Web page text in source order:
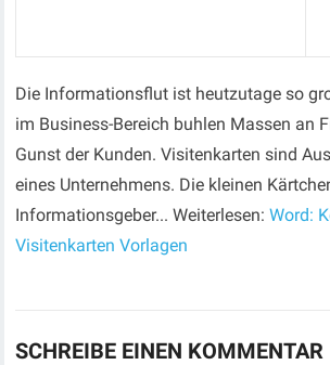
Die Informationsflut ist heutzutage so
im Business-Bereich buhlen Massen an
Gunst der Kunden. Visitenkarten sind
eines Unternehmens. Die kleinen
Informationsgeber... Weiterlesen:Word:
Visitenkarten Vorlagen
SCHREIBE EINEN KOMMENTAR